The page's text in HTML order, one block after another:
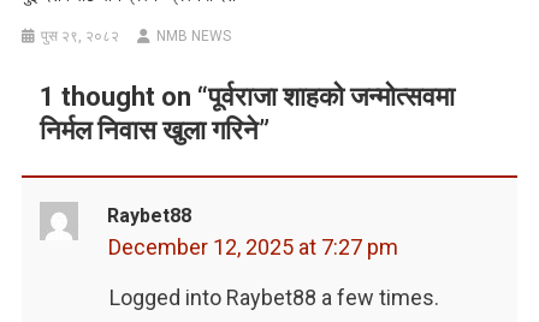
पुस २९, २०८२ NMB NEWS
1 thought on “पूर्वराजा शाहको जन्मोत्सवमा
निर्मल निवास खुला गरिने”
Raybet88
December 12, 2025 at 7:27 pm
Logged into Raybet88 a few times.